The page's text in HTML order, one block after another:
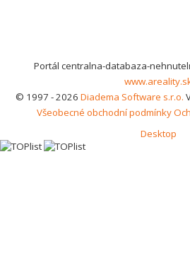
Portál centralna-databaza-
© 1997 - 2026 Diadema Software s.r.o.
Všeobecné obchodní podmínky
Desktop